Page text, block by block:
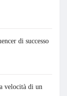
di successo
velocità di un